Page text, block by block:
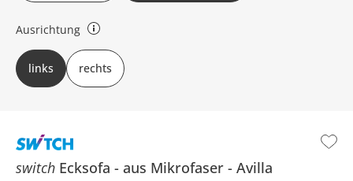
switch Ecksofa aus Mikrofaser Avilla
Ausrichtung
links oder rechts (bezieht sich auf Draufsicht)
links rechts